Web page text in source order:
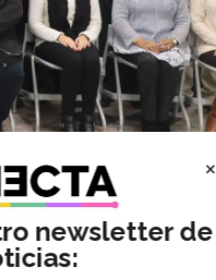
×
newsletter de